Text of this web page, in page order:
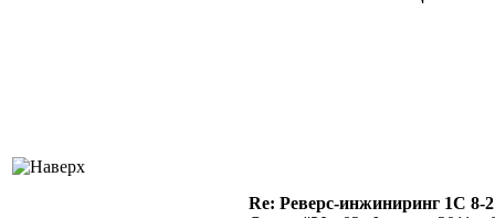
Re: Реверс-инжиниринг 1С 8-2